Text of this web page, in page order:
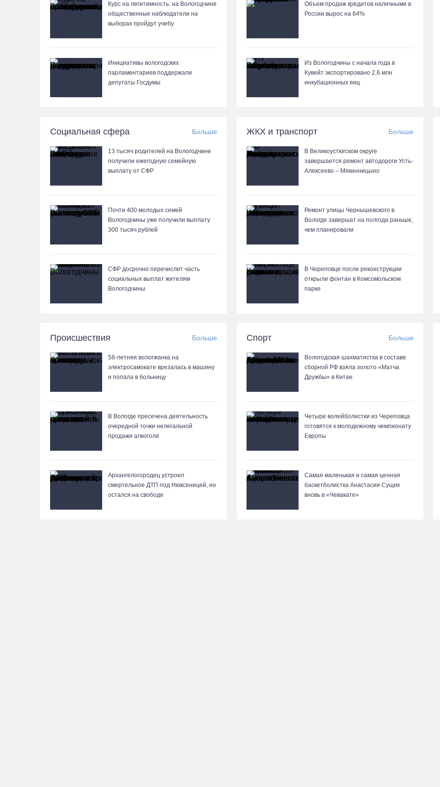
Курс на легитимность: на Вологодчине
общественные наблюдатели на
выборах пройдут учебу
Инициативы вологодских
парламентариев поддержали
депутаты Госдумы
Объем продаж кредитов наличными в
России вырос на 64%
Из Вологодчины с начала года в
Кувейт экспортировано 2,6 млн
инкубационных яиц
Социальная сфера Больше
13 тысяч родителей на Вологодчине
получили ежегодную семейную
выплату от СФР
Почти 400 молодых семей
Вологодчины уже получили выплату
300 тысяч рублей
СФР досрочно перечислит часть
социальных выплат жителям
Вологодчины
ЖКХ и транспорт Больше
В Великоустюгском округе
завершается ремонт автодороги Усть-
Алексеево – Мякинницыно
Ремонт улицы Чернышевского в
Вологде завершат на полгода раньше,
чем планировали
В Череповце после реконструкции
открыли фонтан в Комсомольском
парке
Происшествия Больше
58-летняя вологжанка на
электросамокате врезалась в машину
и попала в больницу
В Вологде пресечена деятельность
очередной точки нелегальной
продажи алкоголя
Архангелогородец устроил
смертельное ДТП под Нюксеницей, но
остался на свободе
Спорт Больше
Вологодская шахматистка в составе
сборной РФ взяла золото «Матча
Дружбы» в Китае
Четыре волейболистки из Череповца
готовятся к молодежному чемпионату
Европы
Самая маленькая и самая ценная
баскетболистка Анастасия Сущик
вновь в «Чевакате»